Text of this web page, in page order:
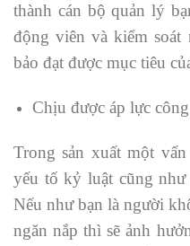
thành cán bộ quản lý
động viên và kiểm soát
bảo đạt được mục tiêu
Chịu được áp lực
Trong sản xuất một
yếu tố kỷ luật cũng
Nếu như bạn là người
ngăn nắp thì sẽ ảnh